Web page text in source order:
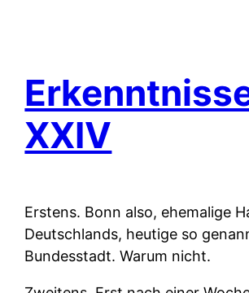
XXIV
Erstens. Bonn also, ehemalige
Deutschlands, heutige so
Bundesstadt. Warum nicht.